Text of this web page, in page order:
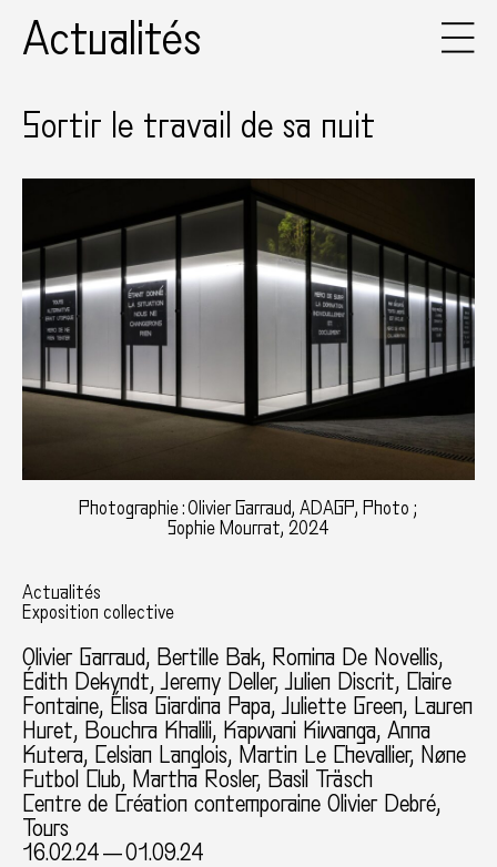
Actualités
Sortir le travail de sa nuit
Photographie : Olivier Garraud, ADAGP, Photo ;
Sophie Mourrat, 2024
Actualités
Exposition collective
Olivier Garraud, Bertille Bak, Romina De Novellis,
Édith Dekyndt, Jeremy Deller, Julien Discrit, Claire
Fontaine, Élisa Giardina Papa, Juliette Green, Lauren
Huret, Bouchra Khalili, Kapwani Kiwanga, Anna
Kutera, Celsian Langlois, Martin Le Chevallier, Nøne
Futbol Club, Martha Rosler, Basil Träsch
Centre de Création contemporaine Olivier Debré,
Tours
16.02.24 — 01.09.24